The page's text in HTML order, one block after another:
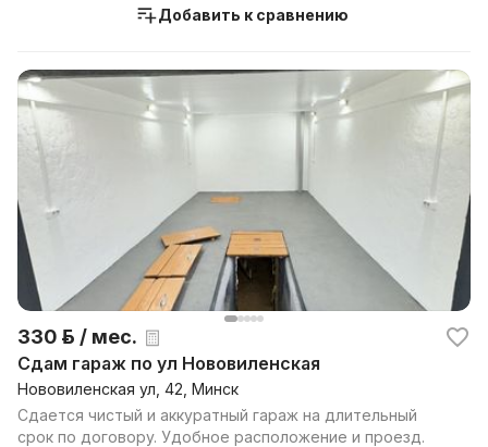
Добавить к сравнению
330 р. / мес.
Сдам гараж по ул Нововиленская
Нововиленская ул, 42, Минск
Сдается чистый и аккуратный гараж на длительный
срок по договору. Удобное расположение и проезд.